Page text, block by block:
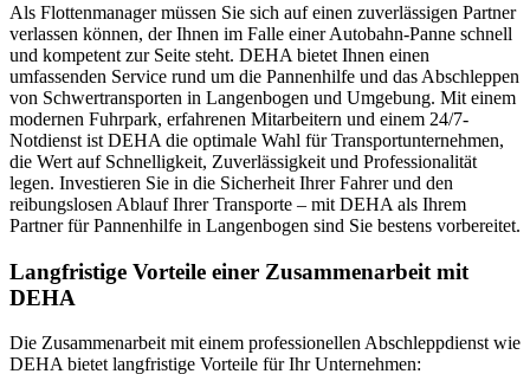
Als Flottenmanager müssen Sie sich auf einen zuverlässigen Partner
verlassen können, der Ihnen im Falle einer Autobahn-Panne schnell
und kompetent zur Seite steht. DEHA bietet Ihnen einen
umfassenden Service rund um die Pannenhilfe und das Abschleppen
von Schwertransporten in Langenbogen und Umgebung. Mit einem
modernen Fuhrpark, erfahrenen Mitarbeitern und einem 24/7-
Notdienst ist DEHA die optimale Wahl für Transportunternehmen,
die Wert auf Schnelligkeit, Zuverlässigkeit und Professionalität
legen. Investieren Sie in die Sicherheit Ihrer Fahrer und den
reibungslosen Ablauf Ihrer Transporte – mit DEHA als Ihrem
Partner für Pannenhilfe in Langenbogen sind Sie bestens vorbereitet.
Langfristige Vorteile einer Zusammenarbeit mit
DEHA
Die Zusammenarbeit mit einem professionellen Abschleppdienst wie
DEHA bietet langfristige Vorteile für Ihr Unternehmen: